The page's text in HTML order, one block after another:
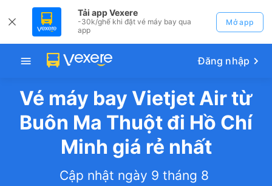
Tải app Vexere
-30k/ghế khi đặt vé máy bay qua
app
Mở app
Đăng nhập
Vé máy bay Vietjet Air từ
Buôn Ma Thuột đi Hồ Chí
Minh giá rẻ nhất
Cập nhật ngày 9 tháng 8